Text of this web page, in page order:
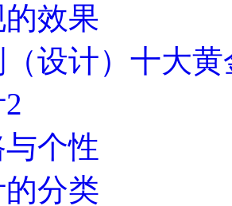
效果
设计）十大黄
个性
分类